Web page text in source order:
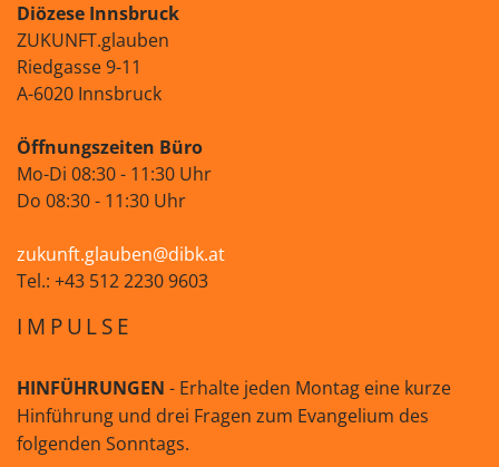
Diözese Innsbruck
ZUKUNFT.glauben
Riedgasse 9-11
A-6020 Innsbruck
Öffnungszeiten Büro
Mo-Di 08:30 - 11:30 Uhr
Do 08:30 - 11:30 Uhr
zukunft.glauben@dibk.at
Tel.: +43 512 2230 9603
IMPULSE
HINFÜHRUNGEN - Erhalte jeden Montag eine kurze
Hinführung und drei Fragen zum Evangelium des
folgenden Sonntags.